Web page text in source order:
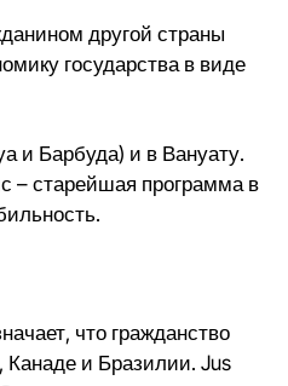
другой страны
государства в виде
и Барбуда) и в Вануату.
– старейшая программа в
что гражданство
Канаде и Бразилии. Jus